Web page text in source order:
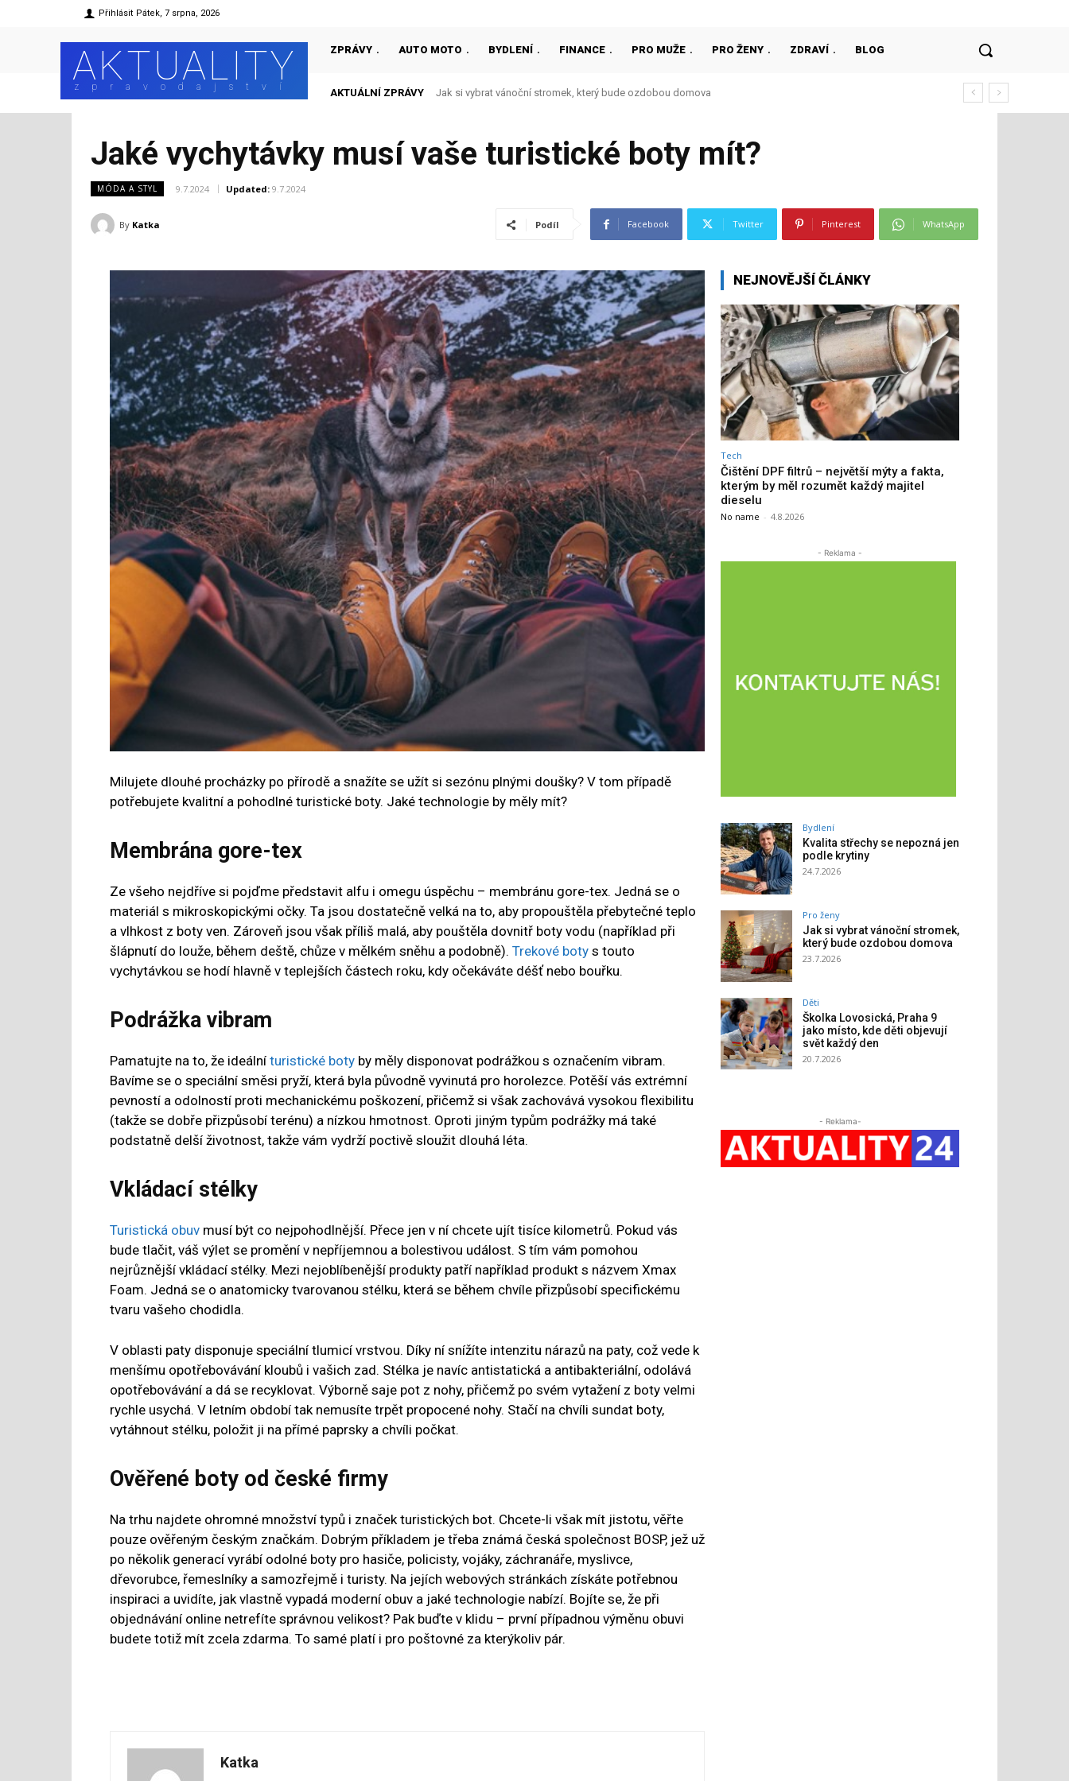
Přihlásit Pátek, 7 srpna, 2026
AKTUALITY
zpravodajství
ZPRÁVY AUTO MOTO BYDLENÍ FINANCE PRO MUŽE PRO ŽENY ZDRAVÍ BLOG
AKTUÁLNÍ ZPRÁVY Jak si vybrat vánoční stromek, který bude ozdobou domova
Jaké vychytávky musí vaše turistické boty mít?
MÓDA A STYL 9.7.2024 Updated: 9.7.2024
By Katka Podíl Facebook Twitter Pinterest WhatsApp
Milujete dlouhé procházky po přírodě a snažíte se užít si sezónu plnými doušky? V tom případě
potřebujete kvalitní a pohodlné turistické boty. Jaké technologie by měly mít?
Membrána gore-tex
Ze všeho nejdříve si pojďme představit alfu i omegu úspěchu – membránu gore-tex. Jedná se o
materiál s mikroskopickými očky. Ta jsou dostatečně velká na to, aby propouštěla přebytečné teplo
a vlhkost z boty ven. Zároveň jsou však příliš malá, aby pouštěla dovnitř boty vodu (například při
šlápnutí do louže, během deště, chůze v mělkém sněhu a podobně). Trekové boty s touto
vychytávkou se hodí hlavně v teplejších částech roku, kdy očekáváte déšť nebo bouřku.
Podrážka vibram
Pamatujte na to, že ideální turistické boty by měly disponovat podrážkou s označením vibram.
Bavíme se o speciální směsi pryží, která byla původně vyvinutá pro horolezce. Potěší vás extrémní
pevností a odolností proti mechanickému poškození, přičemž si však zachovává vysokou flexibilitu
(takže se dobře přizpůsobí terénu) a nízkou hmotnost. Oproti jiným typům podrážky má také
podstatně delší životnost, takže vám vydrží poctivě sloužit dlouhá léta.
Vkládací stélky
Turistická obuv musí být co nejpohodlnější. Přece jen v ní chcete ujít tisíce kilometrů. Pokud vás
bude tlačit, váš výlet se promění v nepříjemnou a bolestivou událost. S tím vám pomohou
nejrůznější vkládací stélky. Mezi nejoblíbenější produkty patří například produkt s názvem Xmax
Foam. Jedná se o anatomicky tvarovanou stélku, která se během chvíle přizpůsobí specifickému
tvaru vašeho chodidla.
V oblasti paty disponuje speciální tlumicí vrstvou. Díky ní snížíte intenzitu nárazů na paty, což vede k
menšímu opotřebovávání kloubů i vašich zad. Stélka je navíc antistatická a antibakteriální, odolává
opotřebovávání a dá se recyklovat. Výborně saje pot z nohy, přičemž po svém vytažení z boty velmi
rychle usychá. V letním období tak nemusíte trpět propocené nohy. Stačí na chvíli sundat boty,
vytáhnout stélku, položit ji na přímé paprsky a chvíli počkat.
Ověřené boty od české firmy
Na trhu najdete ohromné množství typů i značek turistických bot. Chcete-li však mít jistotu, věřte
pouze ověřeným českým značkám. Dobrým příkladem je třeba známá česká společnost BOSP, jež už
po několik generací vyrábí odolné boty pro hasiče, policisty, vojáky, záchranáře, myslivce,
dřevorubce, řemeslníky a samozřejmě i turisty. Na jejích webových stránkách získáte potřebnou
inspiraci a uvidíte, jak vlastně vypadá moderní obuv a jaké technologie nabízí. Bojíte se, že při
objednávání online netrefíte správnou velikost? Pak buďte v klidu – první případnou výměnu obuvi
budete totiž mít zcela zdarma. To samé platí i pro poštovné za kterýkoliv pár.
Katka
NEJNOVĚJŠÍ ČLÁNKY
Tech
Čištění DPF filtrů – největší mýty a fakta,
kterým by měl rozumět každý majitel
dieselu
No name - 4.8.2026
- Reklama -
Bydlení
Kvalita střechy se nepozná jen
podle krytiny
24.7.2026
Pro ženy
Jak si vybrat vánoční stromek,
který bude ozdobou domova
23.7.2026
Děti
Školka Lovosická, Praha 9
jako místo, kde děti objevují
svět každý den
20.7.2026
- Reklama-